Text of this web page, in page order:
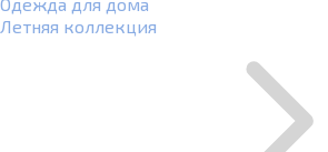
Летняя коллекция